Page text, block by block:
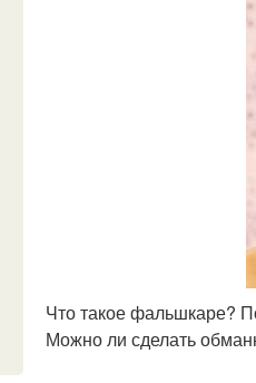
Что такое фальшкаре?
Можно ли сделать